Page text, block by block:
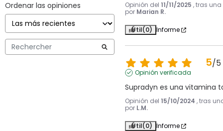
Ordenar las opiniones Opinión del 11/11/2025 , tras
por Marian R.
Útil(0) Informe
5/5
Opinión verificada
Supradyn es una vitamina
Opinión del 15/10/2024 , tras
por L.M.
Útil(0) Informe